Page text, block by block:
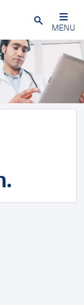
Schließen
MENU